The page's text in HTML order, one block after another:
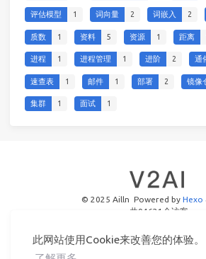
此网站使用Cookie来改善您的体验。
评估模型 1 词向量 2 词嵌入 2
质数 1 资料 5 资源 1 距离
进程 1 进程管理 1 进阶 2 通
速查表 1 邮件 1 部署 2 镜像
集群 1 面试 1
© 2025 Ailln Powered by Hexo
共94621 个访客